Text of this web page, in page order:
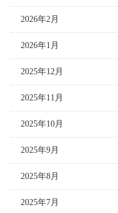
2026年2月
2026年1月
2025年12月
2025年11月
2025年10月
2025年9月
2025年8月
2025年7月